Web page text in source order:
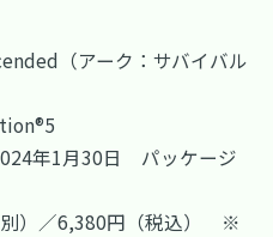
（アーク：サバイバル
年1月30日 パッケージ
別）／6,380円（税込） ※